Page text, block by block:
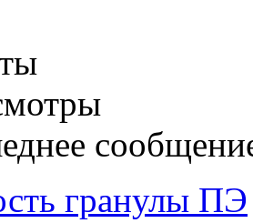
гранулы ПЭ